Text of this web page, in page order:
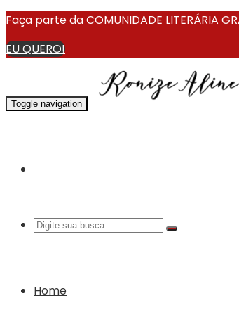
Faça parte da COMUNIDADE LITERÁRIA
EU QUERO!
Toggle navigation
Home